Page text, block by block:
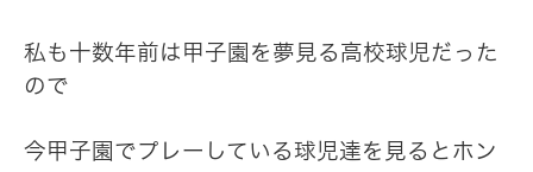
私も十数年前は甲子園を夢見る高校球児だった
ので
今甲子園でプレーしている球児達を見るとホン